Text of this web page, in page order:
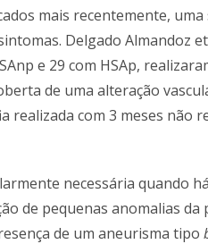
mais recentemente,
Delgado Almandoz
e 29 com HSAp,
de uma alteração
realizada com 3 meses
necessária quando
de pequenas anomalias
de um aneurisma tipo